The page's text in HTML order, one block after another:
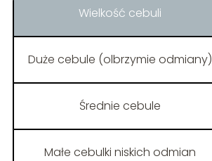
Wielkość cebuli
Duże cebule (olbrzymie odmiany)
Średnie cebule
Małe cebulki niskich odmian